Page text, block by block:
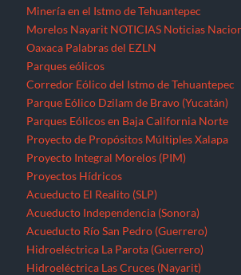
Minería en el Istmo de Tehuantepec
Morelos Nayarit NOTICIAS Noticias
Oaxaca Palabras del EZLN
Parques eólicos
Corredor Eólico del Istmo de Tehuantepec
Parque Eólico Dzilam de Bravo (Yucatán)
Parques Eólicos en Baja California Norte
Proyecto de Propósitos Múltiples Xalapa
Proyecto Integral Morelos (PIM)
Proyectos Hídricos
Acueducto El Realito (SLP)
Acueducto Independencia (Sonora)
Acueducto Río San Pedro (Guerrero)
Hidroeléctrica La Parota (Guerrero)
Hidroeléctrica Las Cruces (Nayarit)